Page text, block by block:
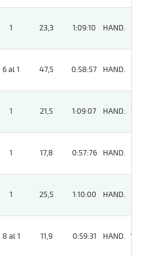
1 23,3 1:09:10 HAND.
6 al 1 47,5 0:58:57 HAND. 12
1 21,5 1:09:07 HAND. 15
1 17,8 0:57:76 HAND.
1 25,5 1:10:00 HAND.
8 al 1 11,9 0:59:31 HAND. 14